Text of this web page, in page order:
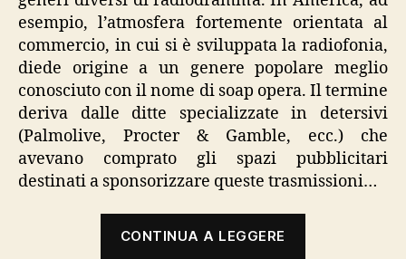
esempio, l’atmosfera fortemente orientata al
commercio, in cui si è sviluppata la radiofonia,
diede origine a un genere popolare meglio
conosciuto con il nome di soap opera. Il termine
deriva dalle ditte specializzate in detersivi
(Palmolive, Procter & Gamble, ecc.) che
avevano comprato gli spazi pubblicitari
destinati a sponsorizzare queste trasmissioni…
CONTINUA A LEGGERE